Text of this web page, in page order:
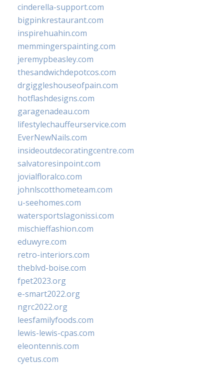
cinderella-support.com
bigpinkrestaurant.com
inspirehuahin.com
memmingerspainting.com
jeremypbeasley.com
thesandwichdepotcos.com
drgiggleshouseofpain.com
hotflashdesigns.com
garagenadeau.com
lifestylechauffeurservice.com
EverNewNails.com
insideoutdecoratingcentre.com
salvatoresinpoint.com
jovialfloralco.com
johnlscotthometeam.com
u-seehomes.com
watersportslagonissi.com
mischieffashion.com
eduwyre.com
retro-interiors.com
theblvd-boise.com
fpet2023.org
e-smart2022.org
ngrc2022.org
leesfamilyfoods.com
lewis-lewis-cpas.com
eleontennis.com
cyetus.com